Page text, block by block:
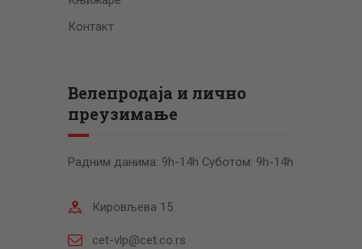
Контакт
Велепродаја и лично
преузимање
Радним данима: 9h-14h Суботом: 9h-14h
Кировљева 15
cet-vlp@cet.co.rs